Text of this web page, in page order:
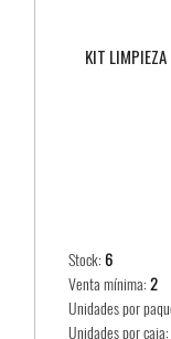
KIT
Stock: 6
Venta mínima:2
Unidades por
Unidades por caja: